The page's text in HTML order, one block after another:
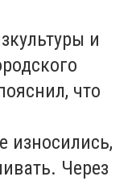
и
что
износились,
Через